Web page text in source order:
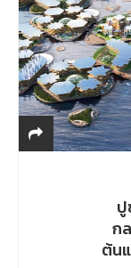
ปู
ก
ต้น